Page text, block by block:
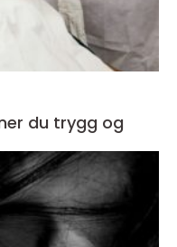
du trygg og